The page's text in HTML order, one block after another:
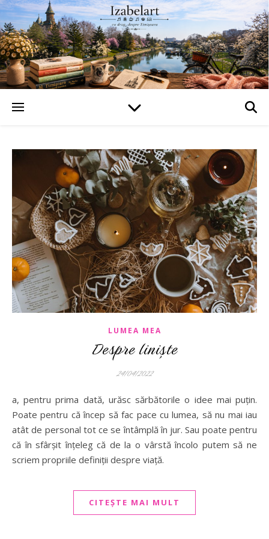
LUMEA MEA
Despre liniște
24/04/2022
a, pentru prima dată, urăsc sărbătorile o idee mai puțin.
Poate pentru că încep să fac pace cu lumea, să nu mai iau
atât de personal tot ce se întâmplă în jur. Sau poate pentru
că în sfârșit înțeleg că de la o vârstă încolo putem să ne
scriem propriile definiții despre viață.
CITEȘTE MAI MULT